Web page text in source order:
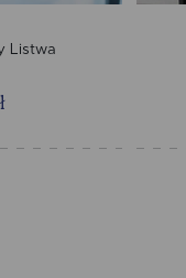
Listwa